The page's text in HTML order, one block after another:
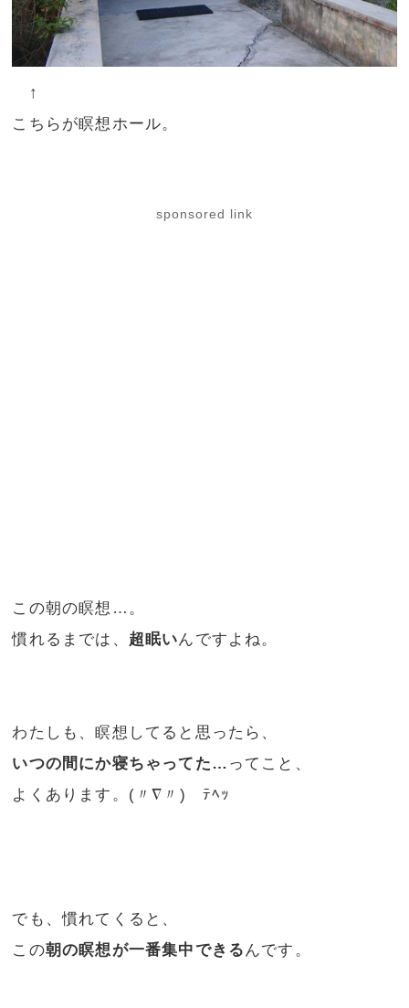
↑
こちらが瞑想ホール。
sponsored link
この朝の瞑想…。
慣れるまでは、 超眠いんですよね。
わたしも、瞑想してると思ったら、
いつの間にか寝ちゃってた… ってこと、
よくあります。(〃∇〃)ゞﾃﾍｯ
でも、慣れてくると、
この朝の瞑想が一番集中できるんです。